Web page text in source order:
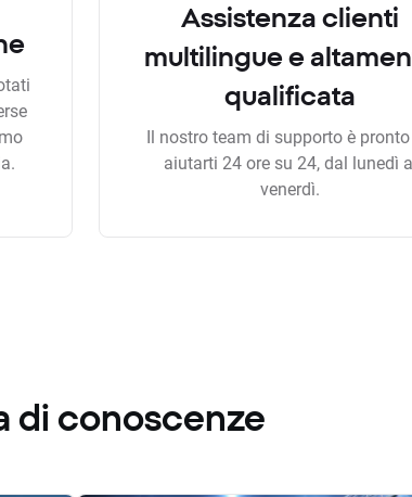
Assistenza clienti
multilingue e
qualificata
Il nostro team di supporto è
aiutarti 24 ore su 24, dal lunedì
venerdì.
di conoscenze